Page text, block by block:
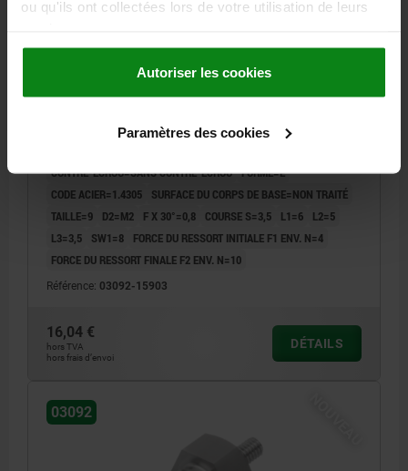
ou qu'ils ont collectées lors de votre utilisation de leurs
Autoriser les cookies
Paramètres des cookies
M.GEWINDEZAPF,O.KONTERMUTT, ACIER INOX. NON
MATÉRIAU DU CORPS DE BASE=ACIER INOXYDABLE
CONTRE-ÉCROU=SANS CONTRE-ÉCROU FORME=E
CODE ACIER=1.4305
SURFACE DU CORPS DE BASE=NON TRAITÉ
TAILLE=9
D2=M2 F X 30°=0,8 COURSE S=3,5 L1=6
L2=5
L3=3,5
SW1=8
FORCE DU RESSORT INITIALE F1 ENV. N=4
FORCE DU RESSORT FINALE F2 ENV. N=10
Référence: 03092-15903
16,04 €
hors TVA
hors frais d’envoi
DÉTAILS
03092